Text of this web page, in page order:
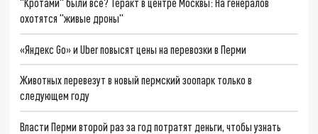
охотятся "живые дроны"
«Яндекс Go» и Uber повысят цены на перевозки в Перми
Животных перевезут в новый пермский зоопарк только в
следующем году
Власти Перми второй раз за год потратят деньги, чтобы узнать